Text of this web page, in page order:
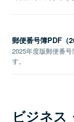
郵便番号簿PDF（
2025年度版郵便番
す。
ビジネス